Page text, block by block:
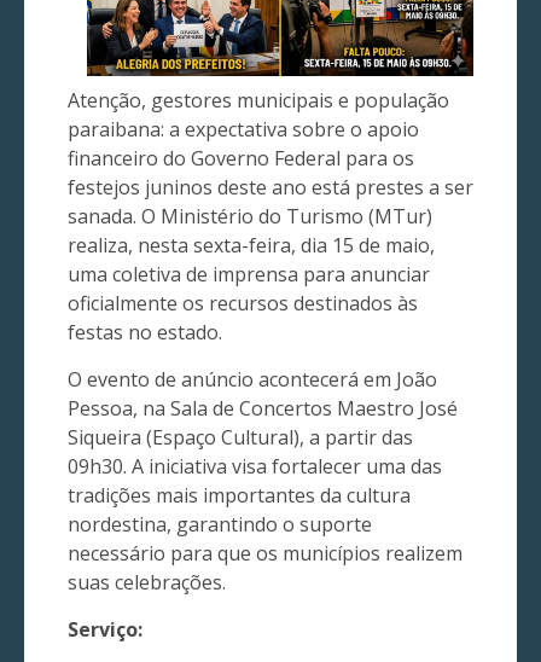
Atenção, gestores municipais e população
paraibana: a expectativa sobre o apoio
financeiro do Governo Federal para os
festejos juninos deste ano está prestes a ser
sanada. O Ministério do Turismo (MTur)
realiza, nesta sexta-feira, dia 15 de maio,
uma coletiva de imprensa para anunciar
oficialmente os recursos destinados às
festas no estado.
O evento de anúncio acontecerá em João
Pessoa, na Sala de Concertos Maestro José
Siqueira (Espaço Cultural), a partir das
09h30. A iniciativa visa fortalecer uma das
tradições mais importantes da cultura
nordestina, garantindo o suporte
necessário para que os municípios realizem
suas celebrações.
Serviço: